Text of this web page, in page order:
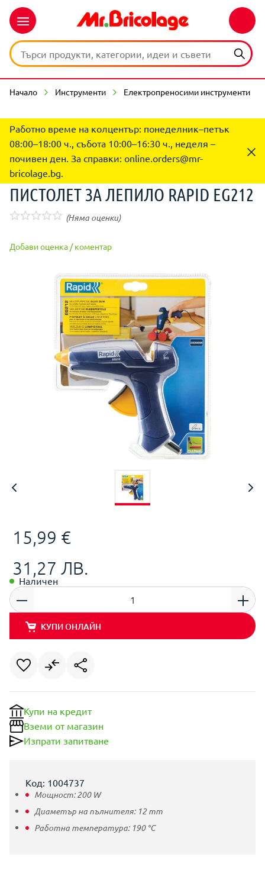
Начало Инструменти Електропреносими инструменти
Работно време на колцентър: понеделник–петък
08:00–18:00 ч., събота 10:00–16:30 ч., неделя –
почивен ден. За справки: online.orders@mr-
bricolage.bg.
ПИСТОЛЕТ ЗА ЛЕПИЛО RAPID EG212
(Няма оценки)
Добави оценка / коментар
15,99 €
31,27 ЛВ.
Наличен
КУПИ ОНЛАЙН
Купи на кредит
Вземи от магазин
Изпрати запитване
Код: 1004737
Мощност:200 W
Диаметър на пълнителя: 12mm
Работна температура: 190 °C